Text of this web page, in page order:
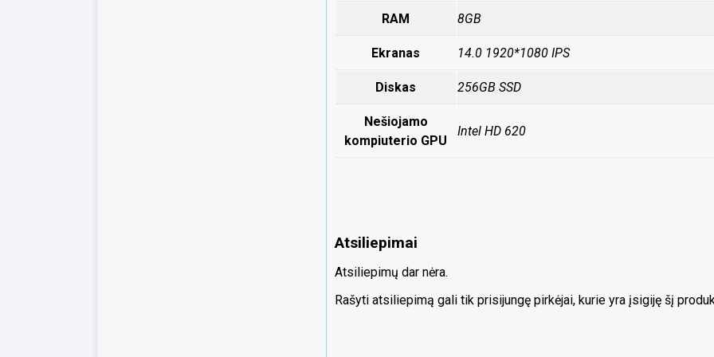
RAM 8GB
Ekranas 14.0 1920*1080 IPS
Diskas 256GB SSD
Nešiojamo
kompiuterio GPU
Intel HD 620
Atsiliepimai
Atsiliepimų dar nėra.
Rašyti atsiliepimą gali tik prisijungę pirkėjai, kurie yra įsigiję šį